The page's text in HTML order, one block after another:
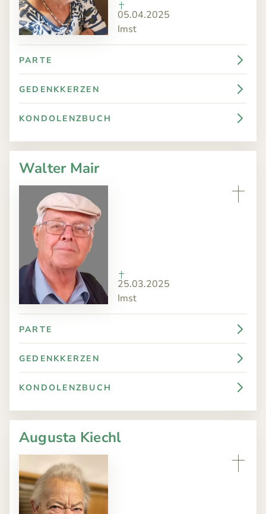
05.04.2025
Imst
PARTE
GEDENKKERZEN
KONDOLENZBUCH
Walter Mair
25.03.2025
Imst
PARTE
GEDENKKERZEN
KONDOLENZBUCH
Augusta Kiechl